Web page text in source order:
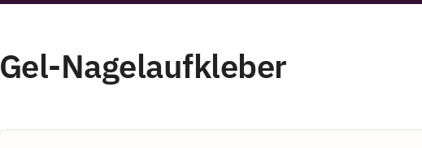
Gel-Nagelaufkleber